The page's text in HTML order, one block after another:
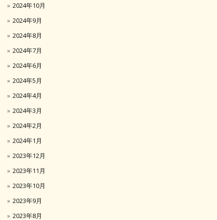
2024年10月
2024年9月
2024年8月
2024年7月
2024年6月
2024年5月
2024年4月
2024年3月
2024年2月
2024年1月
2023年12月
2023年11月
2023年10月
2023年9月
2023年8月